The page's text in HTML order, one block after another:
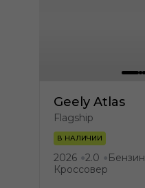
Geely Atlas
Flagship
В НАЛИЧИИ
2026 ●2.0 ● Бензин
Кроссовер